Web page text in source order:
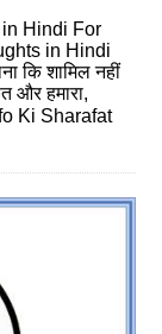
Hindi For
in Hindi
कि शामिल नहीं
और हमारा,
Ki Sharafat